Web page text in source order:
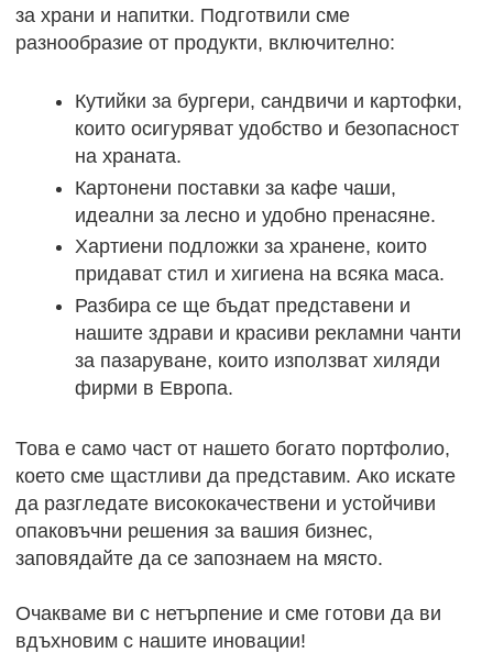
за храни и напитки. Подготвили сме
разнообразие от продукти, включително:
Кутийки за бургери, сандвичи и картофки,
които осигуряват удобство и безопасност
на храната.
Картонени поставки за кафе чаши,
идеални за лесно и удобно пренасяне.
Хартиени подложки за хранене, които
придават стил и хигиена на всяка маса.
Разбира се ще бъдат представени и
нашите здрави и красиви рекламни чанти
за пазаруване, които използват хиляди
фирми в Европа.
Това е само част от нашето богато портфолио,
което сме щастливи да представим. Ако искате
да разгледате висококачествени и устойчиви
опаковъчни решения за вашия бизнес,
заповядайте да се запознаем на място.
Очакваме ви с нетърпение и сме готови да ви
вдъхновим с нашите иновации!